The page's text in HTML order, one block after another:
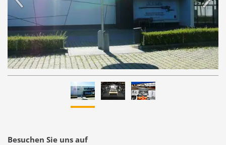
Besuchen Sie uns auf